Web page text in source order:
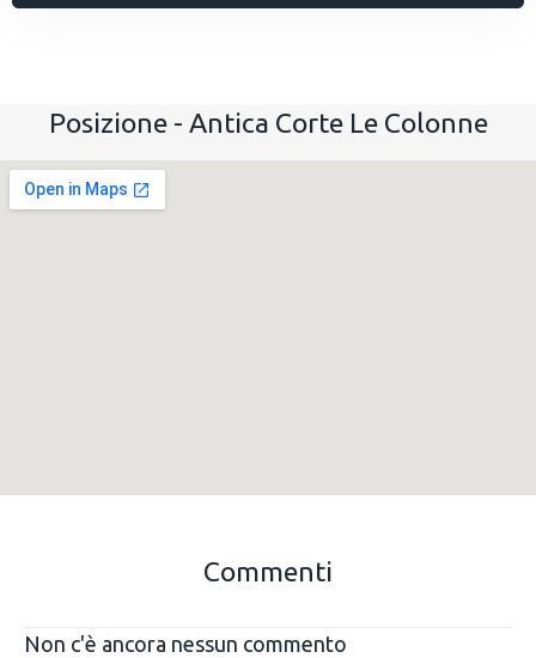
Posizione - Antica Corte Le Colonne
Commenti
Non c'è ancora nessun commento